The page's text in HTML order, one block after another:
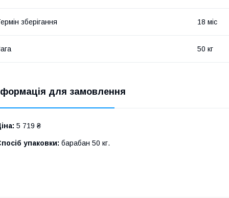
зберігання 18 міс
50 кг
для замовлення
5 719 ₴
упаковки: барабан 50 кг.